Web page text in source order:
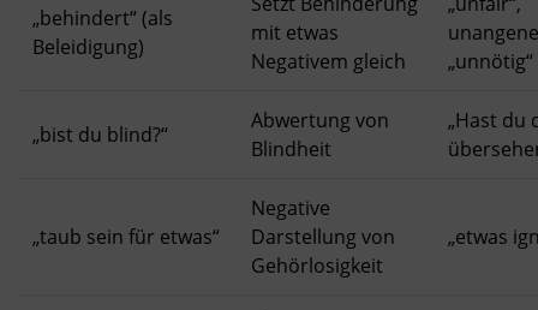
„behindert“ (als
Beleidigung)
mit etwas
Negativem gleich
„unnötig“
„bist du blind?“
Abwertung von
Blindheit
„Hast du
„taub sein für etwas“
Negative
Darstellung von
Gehörlosigkeit
„etwas